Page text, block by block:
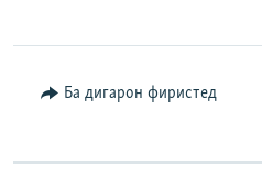
Ба дигарон фиристед